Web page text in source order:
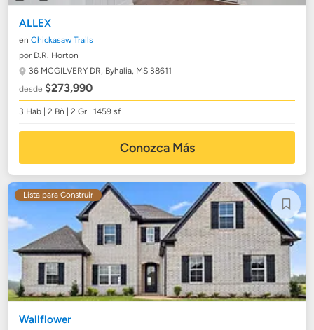
ALLEX
enChickasaw Trails
por D.R. Horton
36 MCGILVERY DR, Byhalia, MS 38611
desde$273,990
3 Hab | 2 Bñ | 2 Gr | 1459 sf
Conozca Más
Lista para Construir
Wallflower